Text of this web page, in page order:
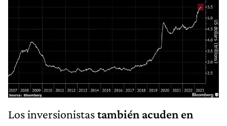
Los inversionistastambién acuden en